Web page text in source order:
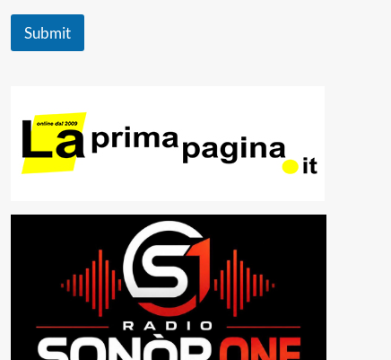
a
e
Submit